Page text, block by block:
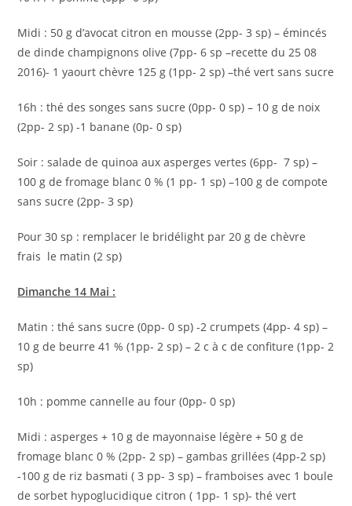
Midi : 50 g d’avocat citron en mousse (2pp- 3 sp) – émincés
de dinde champignons olive (7pp- 6 sp –recette du 25 08
2016)- 1 yaourt chèvre 125 g (1pp- 2 sp) –thé vert sans sucre
16h : thé des songes sans sucre (0pp- 0 sp) – 10 g de noix
(2pp- 2 sp) -1 banane (0p- 0 sp)
Soir : salade de quinoa aux asperges vertes (6pp- 7 sp) –
100 g de fromage blanc 0 % (1 pp- 1 sp) –100 g de compote
sans sucre (2pp- 3 sp)
Pour 30 sp : remplacer le bridélight par 20 g de chèvre
frais le matin (2 sp)
Dimanche 14 Mai :
Matin : thé sans sucre (0pp- 0 sp) -2 crumpets (4pp- 4 sp) –
10 g de beurre 41 % (1pp- 2 sp) – 2 c à c de confiture (1pp- 2
sp)
10h : pomme cannelle au four (0pp- 0 sp)
Midi : asperges + 10 g de mayonnaise légère + 50 g de
fromage blanc 0 % (2pp- 2 sp) – gambas grillées (4pp-2 sp)
-100 g de riz basmati ( 3 pp- 3 sp) – framboises avec 1 boule
de sorbet hypoglucidique citron ( 1pp- 1 sp)- thé vert